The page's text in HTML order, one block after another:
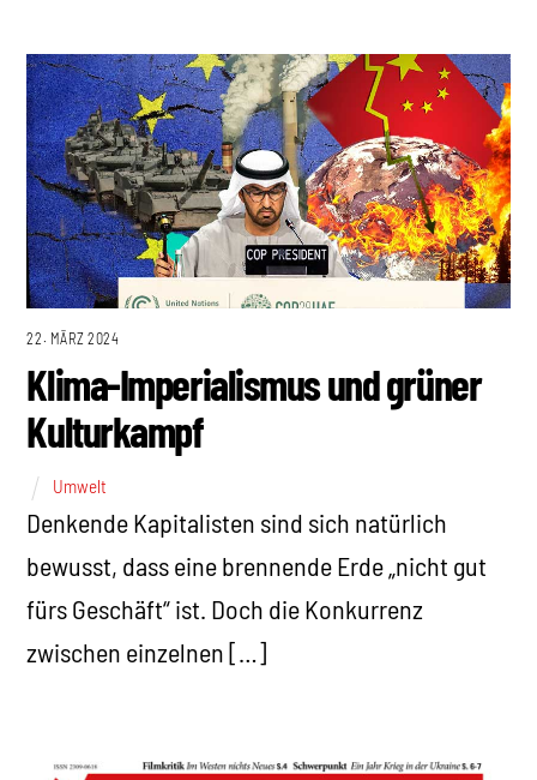
22. MÄRZ 2024
Klima-Imperialismus und grüner
Kulturkampf
Umwelt
Denkende Kapitalisten sind sich natürlich
bewusst, dass eine brennende Erde „nicht gut
fürs Geschäft“ ist. Doch die Konkurrenz
zwischen einzelnen […]